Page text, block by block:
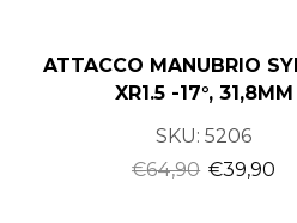
ATTACCO MANUBRIO
XR1.5 -17°, 31,8MM
SKU:5206
€64,90 €39,90